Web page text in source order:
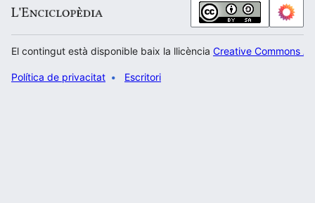
El contingut està disponible baix la llicència Creative Commons
Política de privacitat Escritori